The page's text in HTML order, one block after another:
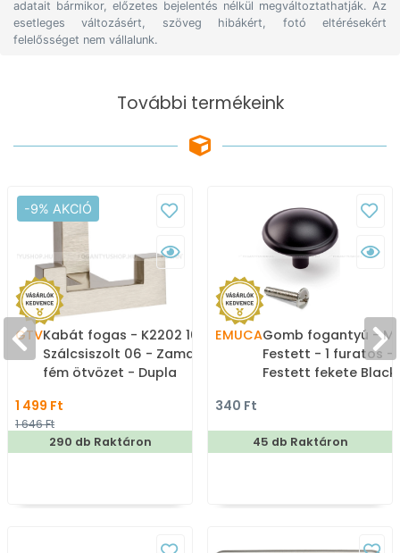
adatait bármikor, előzetes bejelentés nélkül megváltoztathatják. Az
esetleges változásért, szöveg hibákért, fotó eltérésekért
felelősséget nem vállalunk.
További termékeink
-9% AKCIÓ
GTVKabát fogas - K2202 16 -
Szálcsiszolt 06 - Zamak
fém ötvözet - Dupla
1 499 Ft
1 646 Ft
290 db Raktáron
EMUCAGomb fogantyú -
Festett - 1 furatos -
Festett fekete
gombfogantyú,
bútorgomb
340 Ft
45 db Raktáron